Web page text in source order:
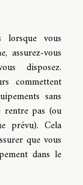
lorsque vous
assurez-vous
disposez.
commettent
sans
rentre pas (ou
prévu). Cela
que vous
dans le